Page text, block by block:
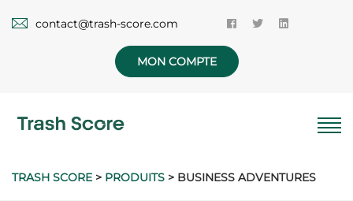
contact@trash-score.com
MON COMPTE
TRASH SCORE> PRODUITS > BUSINESS ADVENTURES